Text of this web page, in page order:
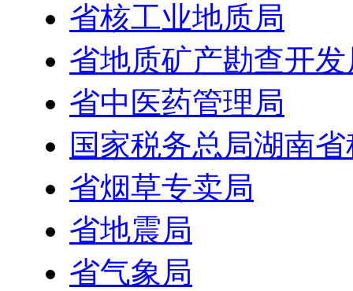
省核工业地质局
省地质矿产勘查开发
省中医药管理局
国家税务总局湖南
省烟草专卖局
省地震局
省气象局